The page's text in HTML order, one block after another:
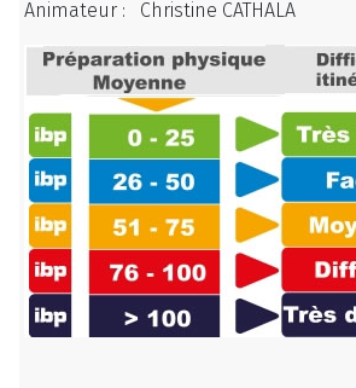
Animateur : Christine CATHALA